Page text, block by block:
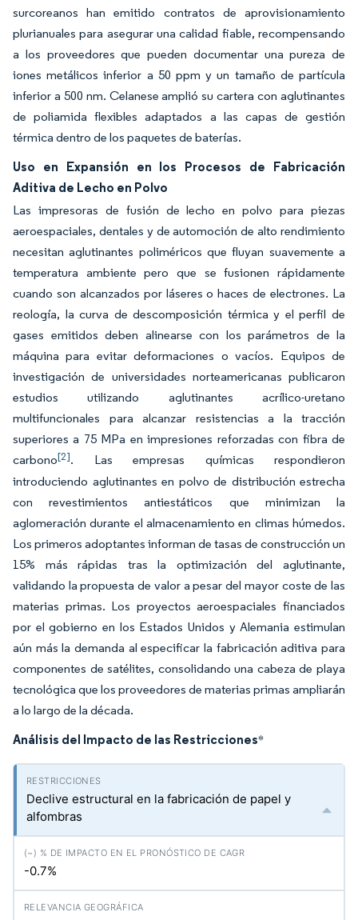
surcoreanos han emitido contratos de aprovisionamiento
plurianuales para asegurar una calidad fiable, recompensando
a los proveedores que pueden documentar una pureza de
iones metálicos inferior a 50 ppm y un tamaño de partícula
inferior a 500 nm. Celanese amplió su cartera con aglutinantes
de poliamida flexibles adaptados a las capas de gestión
térmica dentro de los paquetes de baterías.
Uso en Expansión en los Procesos de Fabricación
Aditiva de Lecho en Polvo
Las impresoras de fusión de lecho en polvo para piezas
aeroespaciales, dentales y de automoción de alto rendimiento
necesitan aglutinantes poliméricos que fluyan suavemente a
temperatura ambiente pero que se fusionen rápidamente
cuando son alcanzados por láseres o haces de electrones. La
reología, la curva de descomposición térmica y el perfil de
gases emitidos deben alinearse con los parámetros de la
máquina para evitar deformaciones o vacíos. Equipos de
investigación de universidades norteamericanas publicaron
estudios utilizando aglutinantes acrílico-uretano
multifuncionales para alcanzar resistencias a la tracción
superiores a 75 MPa en impresiones reforzadas con fibra de
carbono[2]. Las empresas químicas respondieron
introduciendo aglutinantes en polvo de distribución estrecha
con revestimientos antiestáticos que minimizan la
aglomeración durante el almacenamiento en climas húmedos.
Los primeros adoptantes informan de tasas de construcción un
15% más rápidas tras la optimización del aglutinante,
validando la propuesta de valor a pesar del mayor coste de las
materias primas. Los proyectos aeroespaciales financiados
por el gobierno en los Estados Unidos y Alemania estimulan
aún más la demanda al especificar la fabricación aditiva para
componentes de satélites, consolidando una cabeza de playa
tecnológica que los proveedores de materias primas ampliarán
a lo largo de la década.
Análisis del Impacto de las Restricciones*
Declive estructural en la fabricación de papel y
alfombras
-0.7%